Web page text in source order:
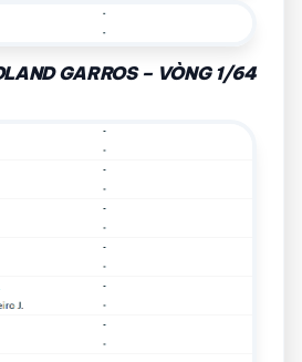
GARROS – VÒNG 1/64